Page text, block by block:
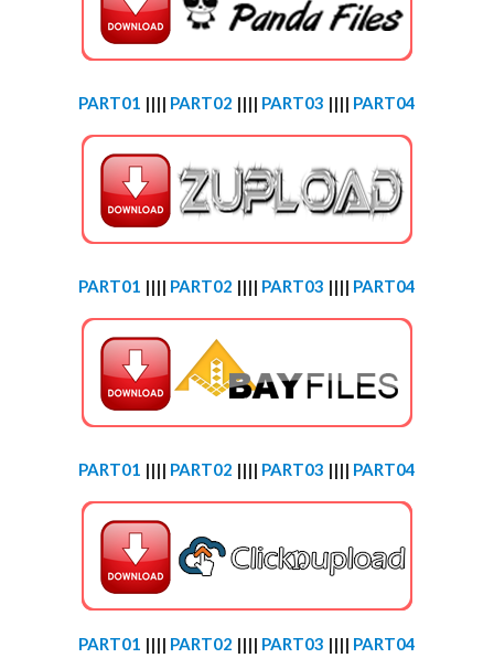
PART01 |||| PART02 |||| PART03 |||| PART04
PART01 |||| PART02 |||| PART03 |||| PART04
PART01 |||| PART02 |||| PART03 |||| PART04
PART01 |||| PART02 |||| PART03 |||| PART04